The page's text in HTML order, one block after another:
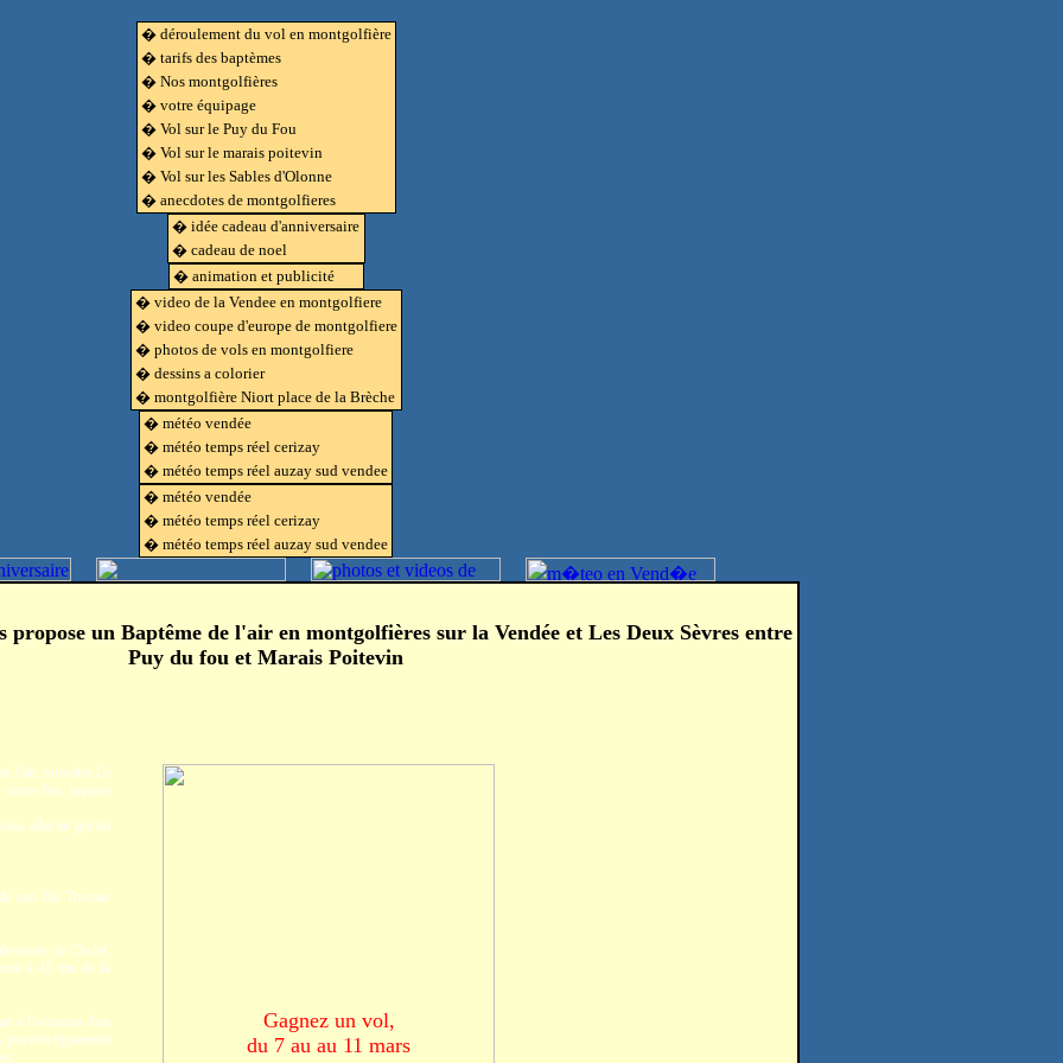
� déroulement du vol en montgolfière
� tarifs des baptèmes
� Nos montgolfières
� votre équipage
� Vol sur le Puy du Fou
� Vol sur le marais poitevin
� Vol sur les Sables d'Olonne
� anecdotes de montgolfieres
� idée cadeau d'anniversaire
� cadeau de noel
� animation et publicité
� video de la Vendee en montgolfiere
� video coupe d'europe de montgolfiere
� photos de vols en montgolfiere
� dessins a colorier
� montgolfière Niort place de la Brèche
� météo vendée
� météo temps réel cerizay
� météo temps réel auzay sud vendee
� météo vendée
� météo temps réel cerizay
� météo temps réel auzay sud vendee
propose un Baptême de l'airen montgolfières sur la Vendée et Les Deux Sèvres entre
Puy du fou et Marais Poitevin
l’air, survolez Le
bas, taquine
aller au gré du
son fils Thomas
de Cholet.
à 45 mn de la
à l'occasion d'un
également
Gagnez un vol,
du 7 au au 11 mars